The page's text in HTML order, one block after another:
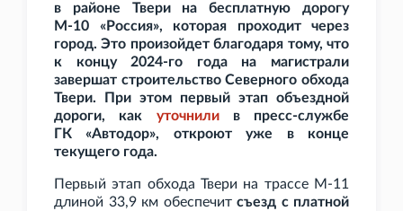
в районе Твери на бесплатную дорогу
М-10
«Россия», которая проходит через
город. Это произойдет благодаря тому, что
к концу 2024-го года на магистрали
завершат строительство Северного обхода
Твери. При этом первый этап объездной
дороги, как уточнилив пресс-службе
ГК
«Автодор», откроют уже в конце
текущего года.
Первый этап обхода Твери на трассе М-11
длиной 33,9 км обеспечит съезд с платной